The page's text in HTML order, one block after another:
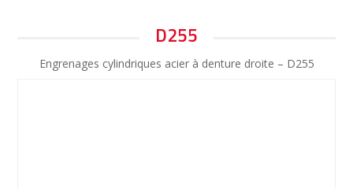
D255
Engrenages cylindriques acier à denture droite – D255